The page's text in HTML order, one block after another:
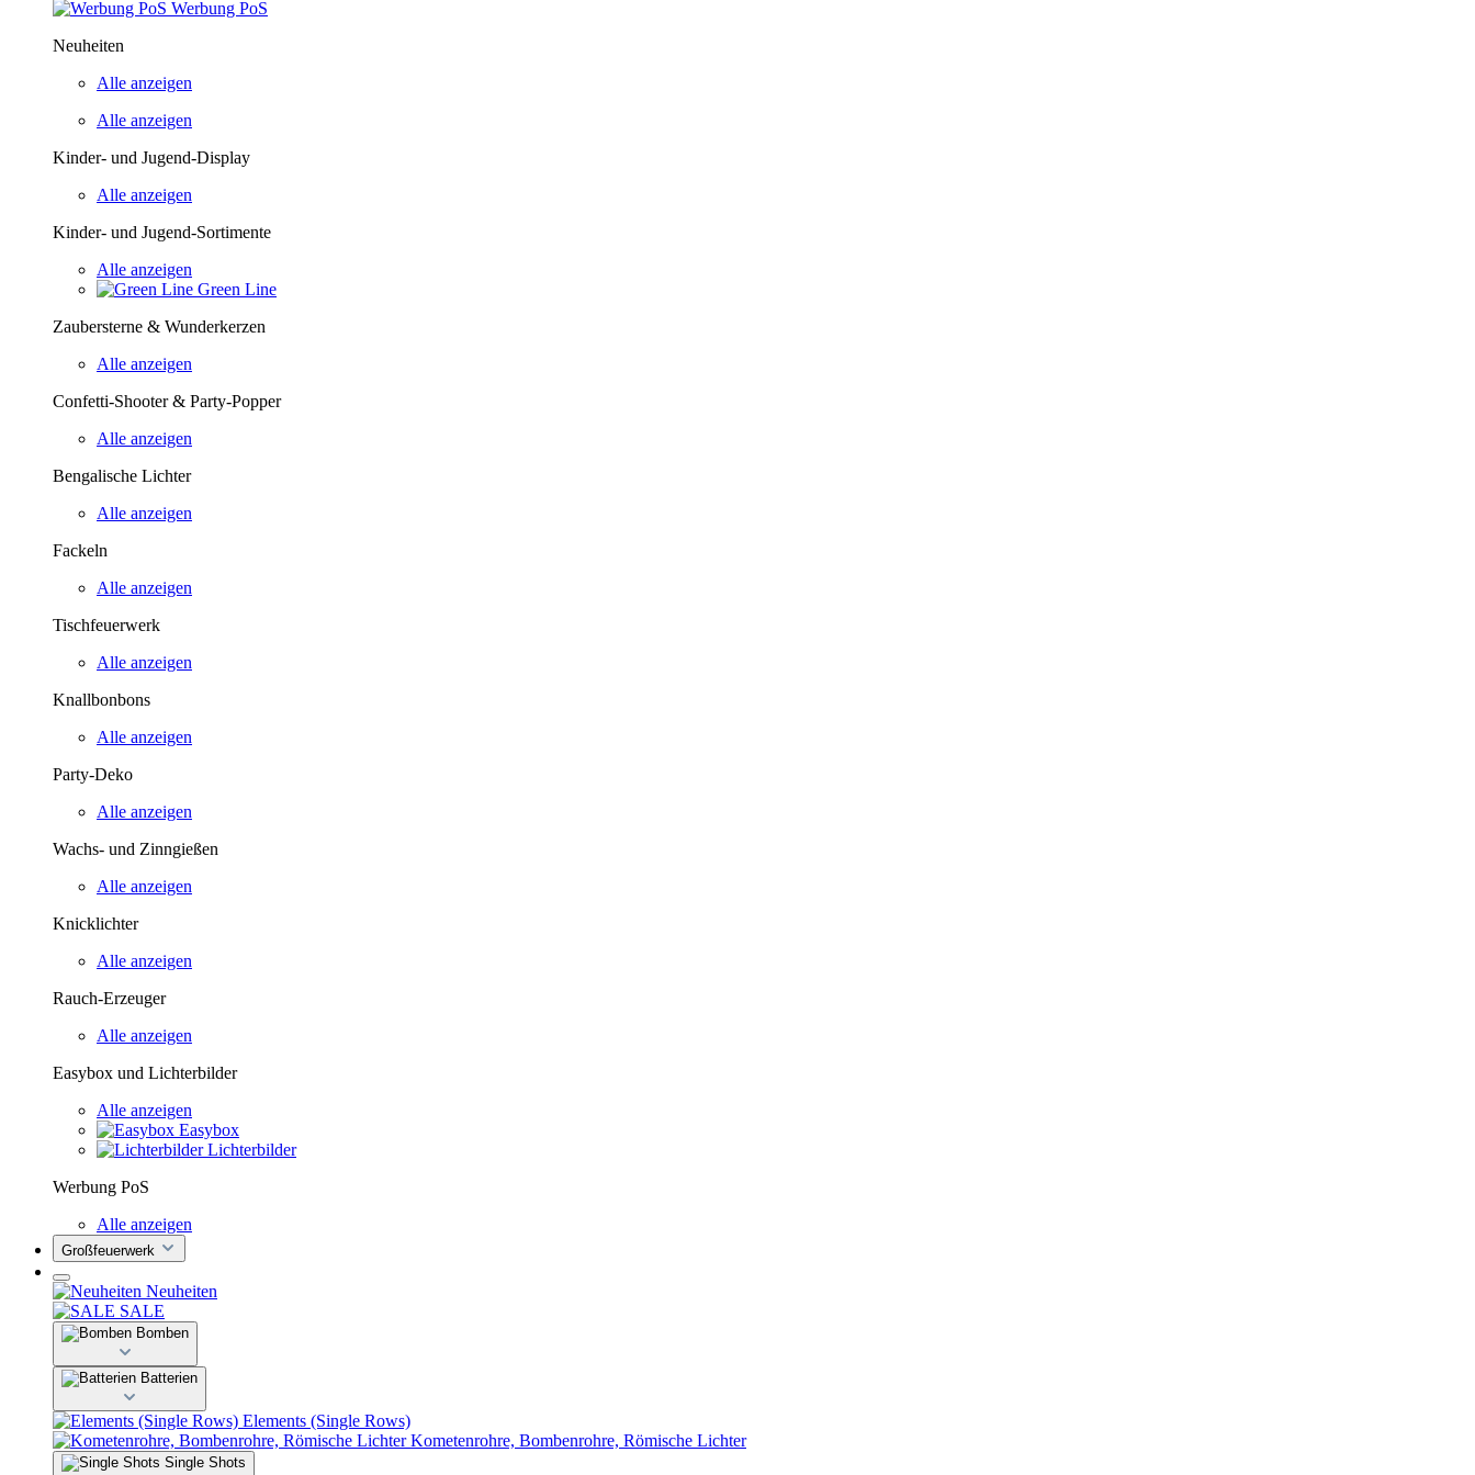
Werbung PoS
Neuheiten
Alle anzeigen
Alle anzeigen
Kinder- und Jugend-Display
Alle anzeigen
Kinder- und Jugend-Sortimente
Alle anzeigen
Green Line
Zaubersterne & Wunderkerzen
Alle anzeigen
Confetti-Shooter & Party-Popper
Alle anzeigen
Bengalische Lichter
Alle anzeigen
Fackeln
Alle anzeigen
Tischfeuerwerk
Alle anzeigen
Knallbonbons
Alle anzeigen
Party-Deko
Alle anzeigen
Wachs- und Zinngießen
Alle anzeigen
Knicklichter
Alle anzeigen
Rauch-Erzeuger
Alle anzeigen
Easybox und Lichterbilder
Alle anzeigen
Easybox
Lichterbilder
Werbung PoS
Alle anzeigen
Großfeuerwerk
Neuheiten
SALE
Bomben
Batterien
Elements (Single Rows)
Kometenrohre, Bombenrohre, Römische Lichter
Single Shots